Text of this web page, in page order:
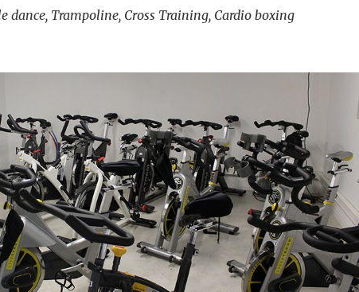
dance, Trampoline, Cross Training, Cardio boxing